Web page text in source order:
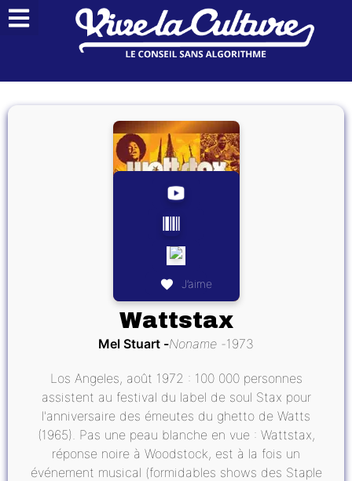
J’aime
Wattstax
Mel Stuart Noname 1973
Los Angeles, août 1972 : 100 000 personnes
assistent au festival du label de soul Stax pour
l'anniversaire des émeutes du ghetto de Watts
(1965). Pas une peau blanche en vue : Wattstax,
réponse noire à Woodstock, est à la fois un
événement musical (formidables shows des Staple